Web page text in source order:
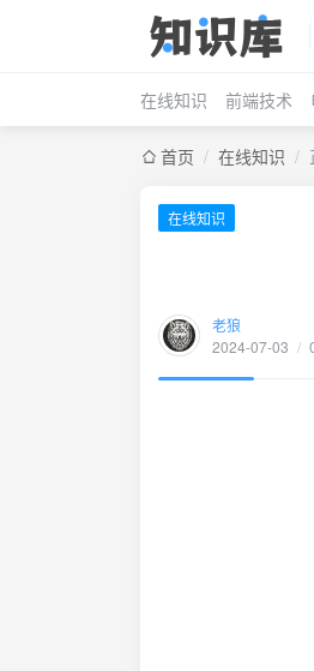
在线知识 前端技术
首页 / 在线知识 /
在线知识
老狼
2024-07-03 /